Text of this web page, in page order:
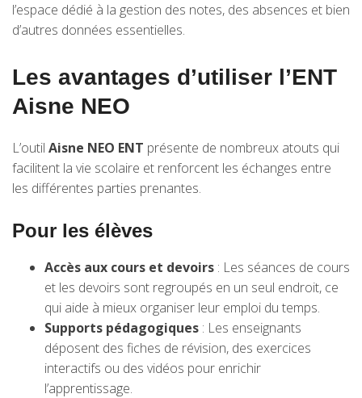
l’espace dédié à la gestion des notes, des absences et bien
d’autres données essentielles.
Les avantages d’utiliser l’ENT
Aisne NEO
L’outil Aisne NEO ENT présente de nombreux atouts qui
facilitent la vie scolaire et renforcent les échanges entre
les différentes parties prenantes.
Pour les élèves
Accès aux cours et devoirs : Les séances de cours
et les devoirs sont regroupés en un seul endroit, ce
qui aide à mieux organiser leur emploi du temps.
Supports pédagogiques : Les enseignants
déposent des fiches de révision, des exercices
interactifs ou des vidéos pour enrichir
l’apprentissage.